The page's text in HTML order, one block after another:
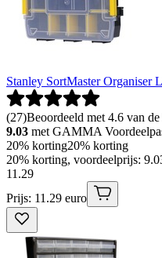
Stanley SortMaster Organiser
(27)Beoordeeld met 4.6 van
9.03 met GAMMA
20% korting20% korting
20% korting, voordeelprijs:
11 .29
Prijs: 11.29 euro